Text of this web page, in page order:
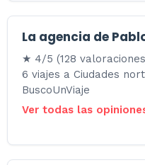
La agencia de
★ 4/5 (128
6 viajes a Ciudades
BuscoUnViaje
Ver todas las